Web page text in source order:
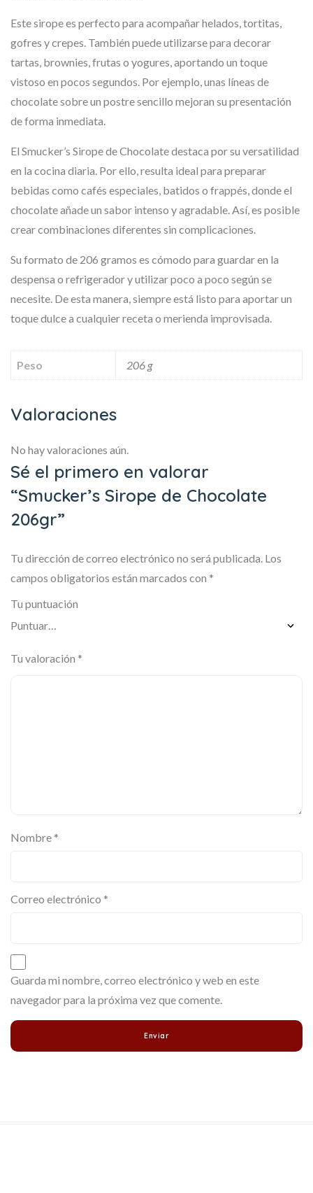
Este sirope es perfecto para acompañar helados, tortitas,
gofres y crepes. También puede utilizarse para decorar
tartas, brownies, frutas o yogures, aportando un toque
vistoso en pocos segundos. Por ejemplo, unas líneas de
chocolate sobre un postre sencillo mejoran su presentación
de forma inmediata.
El Smucker’s Sirope de Chocolate destaca por su versatilidad
en la cocina diaria. Por ello, resulta ideal para preparar
bebidas como cafés especiales, batidos o frappés, donde el
chocolate añade un sabor intenso y agradable. Así, es posible
crear combinaciones diferentes sin complicaciones.
Su formato de 206 gramos es cómodo para guardar en la
despensa o refrigerador y utilizar poco a poco según se
necesite. De esta manera, siempre está listo para aportar un
toque dulce a cualquier receta o merienda improvisada.
Peso 206 g
Valoraciones
No hay valoraciones aún.
Sé el primero en valorar
“Smucker’s Sirope de Chocolate
206gr”
Tu dirección de correo electrónico no será publicada. Los
campos obligatorios están marcados con *
Tu puntuación
Tu valoración *
Nombre *
Correo electrónico *
Guarda mi nombre, correo electrónico y web en este
navegador para la próxima vez que comente.